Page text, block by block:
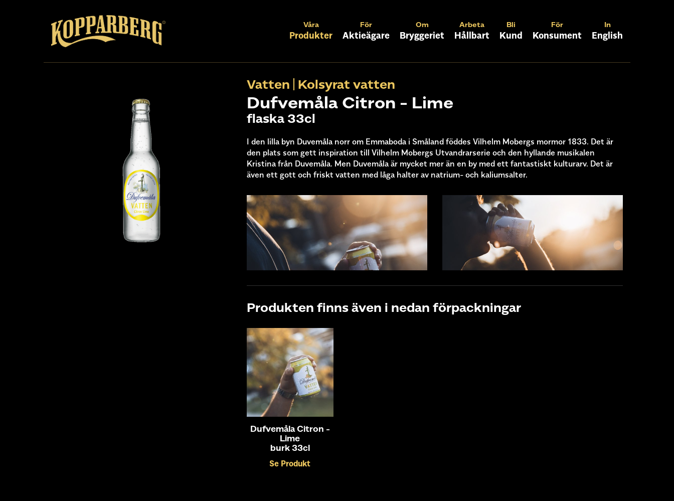
Våra
Produkter
För
Aktieägare
Om
Bryggeriet
Arbeta
Hållbart
Bli
Kund
För
Konsument
In
English
Vatten Kolsyrat vatten
Dufvemåla Citron - Lime
flaska 33cl
I den lilla byn Duvemåla norr om Emmaboda i Småland föddes Vilhelm Mobergs mormor 1833. Det är
den plats som gett inspiration till Vilhelm Mobergs Utvandrarserie och den hyllande musikalen
Kristina från Duvemåla. Men Duvemåla är mycket mer än en by med ett fantastiskt kulturarv. Det är
även ett gott och friskt vatten med låga halter av natrium- och kaliumsalter.
Produkten finns även i nedan förpackningar
Dufvemåla Citron -
Lime
burk 33cl
Se Produkt